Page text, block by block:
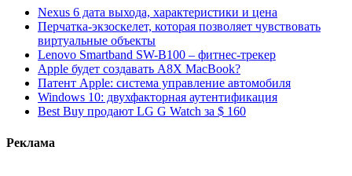
Nexus 6 дата выхода, характеристики и цена
Перчатка-экзоскелет, которая позволяет чувствовать
виртуальные объекты
Lenovo Smartband SW-B100 – фитнес-трекер
Apple будет создавать A8X MacBook?
Патент Apple: система управление автомобиля
Windows 10: двухфакторная аутентификация
Best Buy продают LG G Watch за $ 160
Реклама